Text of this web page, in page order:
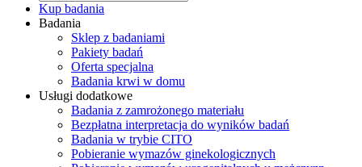
Kup badania
Badania
Sklep z badaniami
Pakiety badań
Oferta specjalna
Badania krwi w domu
Usługi dodatkowe
Badania z zamrożonego materiału
Bezpłatna interpretacja do wyników badań
Badania w trybie CITO
Pobieranie wymazów ginekologicznych